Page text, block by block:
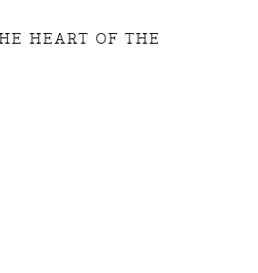
HEART OF THE